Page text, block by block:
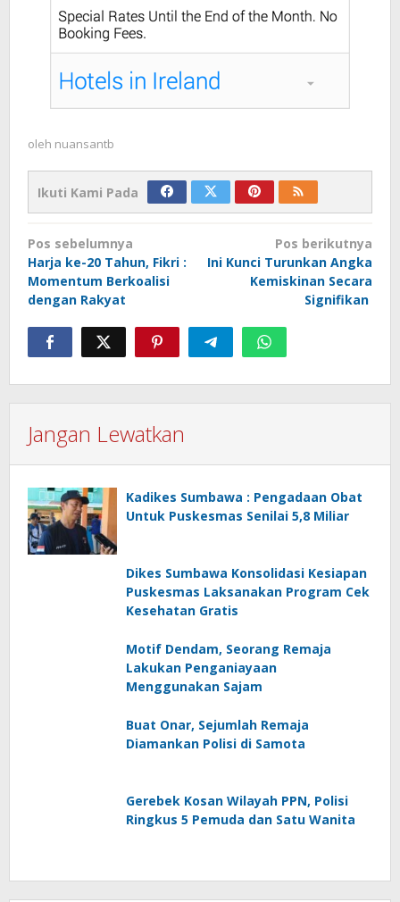
oleh nuansantb
Ikuti Kami Pada
Navigasi
pos
Pos sebelumnya
Harja ke-20 Tahun, Fikri :
Momentum Berkoalisi
dengan Rakyat
Pos berikutnya
Ini Kunci Turunkan Angka
Kemiskinan Secara
Signifikan
Jangan Lewatkan
Kadikes Sumbawa : Pengadaan Obat
Untuk Puskesmas Senilai 5,8 Miliar
Dikes Sumbawa Konsolidasi Kesiapan
Puskesmas Laksanakan Program Cek
Kesehatan Gratis
Motif Dendam, Seorang Remaja
Lakukan Penganiayaan
Menggunakan Sajam
Buat Onar, Sejumlah Remaja
Diamankan Polisi di Samota
Gerebek Kosan Wilayah PPN, Polisi
Ringkus 5 Pemuda dan Satu Wanita